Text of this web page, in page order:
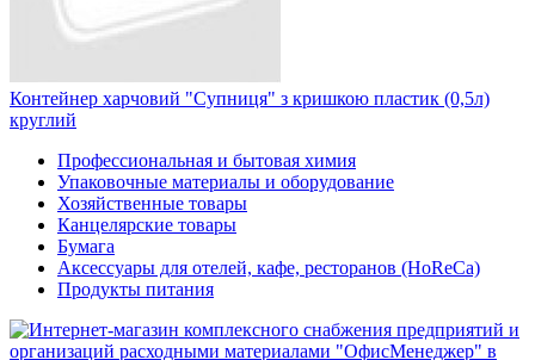
Контейнер харчовий "Супниця" з кришкою пластик (0,5л)
круглий
Профессиональная и бытовая химия
Упаковочные материалы и оборудование
Хозяйственные товары
Канцелярские товары
Бумага
Аксессуары для отелей, кафе, ресторанов (HoReCa)
Продукты питания